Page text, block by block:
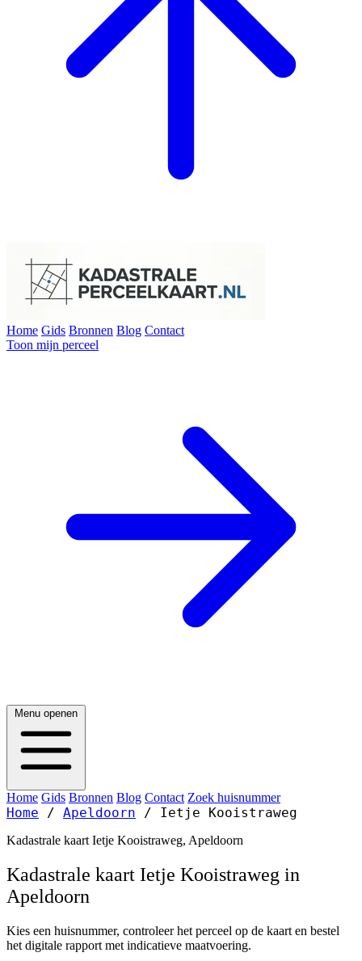
Home Gids Bronnen Blog Contact
Toon mijn perceel
Menu openen
Home Gids Bronnen Blog Contact Zoek huisnummer
Home / Apeldoorn / Ietje Kooistraweg
Kadastrale kaart Ietje Kooistraweg, Apeldoorn
Kadastrale kaart Ietje Kooistraweg in
Apeldoorn
Kies een huisnummer, controleer het perceel op de kaart en bestel
het digitale rapport met indicatieve maatvoering.